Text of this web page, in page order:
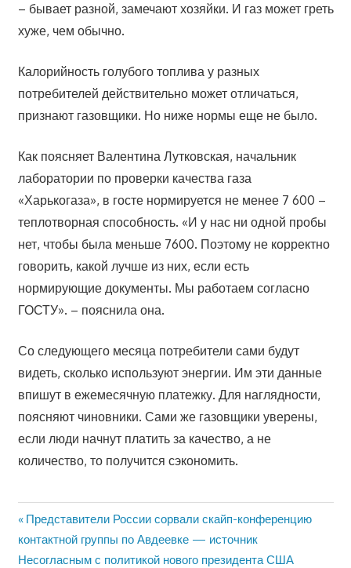
– бывает разной, замечают хозяйки. И газ может греть
хуже, чем обычно.
Калорийность голубого топлива у разных
потребителей действительно может отличаться,
признают газовщики. Но ниже нормы еще не было.
Как поясняет Валентина Лутковская, начальник
лаборатории по проверки качества газа
«Харькогаза», в госте нормируется не менее 7 600 –
теплотворная способность. «И у нас ни одной пробы
нет, чтобы была меньше 7600. Поэтому не корректно
говорить, какой лучше из них, если есть
нормирующие документы. Мы работаем согласно
ГОСТУ». – пояснила она.
Со следующего месяца потребители сами будут
видеть, сколько используют энергии. Им эти данные
впишут в ежемесячную платежку. Для наглядности,
поясняют чиновники. Сами же газовщики уверены,
если люди начнут платить за качество, а не
количество, то получится сэкономить.
Навигация
по
Предыдущая
запись:
Представители России сорвали скайп-конференцию
контактной группы по Авдеевке — источник
Следующая
Несогласным с политикой нового президента США